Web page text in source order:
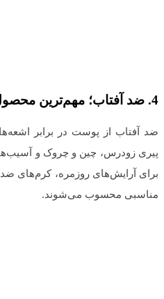
4. ضد آفتاب؛ مهم‌ترین
پیری زودرس، چین و چروک و
برای آرایش‌های روزمره، کرم‌های
مناسبی محسوب می‌شوند.